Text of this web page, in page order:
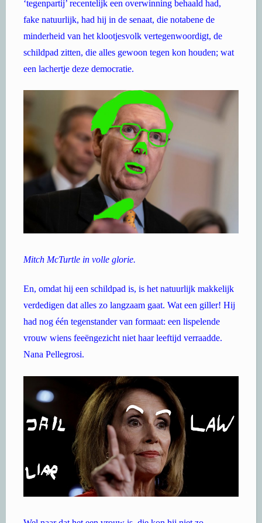
‘tegenpartij’ recentelijk een overwinning behaald had,
fake natuurlijk, had hij in de senaat, die notabene de
minderheid van het klootjesvolk vertegenwoordigt, de
schildpad zitten, die alles gewoon tegen kon houden; wat
een lachertje deze democratie.
Mitch McTurtle in volle glorie.
En, omdat hij een schildpad is, is het natuurlijk makkelijk
verdedigen dat alles zo langzaam gaat. Wat een giller! Hij
had nog één tegenstander van formaat: een lispelende
vrouw wiens feeëngezicht niet haar leeftijd verraadde.
Nana Pellegrosi.